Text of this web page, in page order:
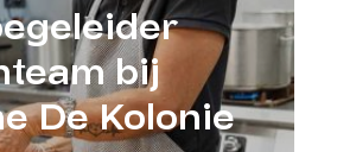
bij
De Kolonie